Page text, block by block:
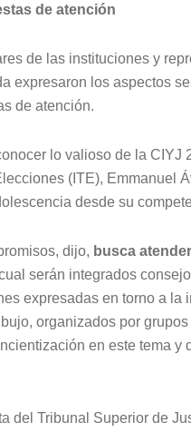
de atención
de las instituciones y
expresaron los aspectos
de atención.
lo valioso de la
(ITE), Emmanuel
desde su
dijo, busca
serán integrados
expresadas en torno a
organizados por
en este tema
del Tribunal Superior de